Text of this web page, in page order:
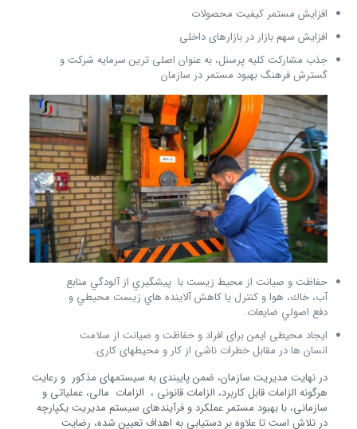
افزایش مستمر کیفیت محصولات
افزایش سهم بازار در بازارهای داخلی
جذب مشارکت کلیه پرسنل، به عنوان اصلی ترین سرمایه شرکت و
گسترش فرهنگ بهبود مستمر در سازمان
حفاظت و صيانت از محيط زيست با پيشگيري از آلودگي منابع
آب، خاك، هوا و کنترل یا كاهش آلاينده هاي زيست محيطي و
دفع اصولي ضايعات.
ایجاد محیطی ایمن برای افراد و حفاظت و صیانت از سلامت
انسان ها در مقابل خطرات ناشی از کار و محیط­های کاری.
در نهايت مدیریت سازمان، ضمن پایبندی به سیستم­های مذکور و رعایت
هرگونه الزامات قابل کاربرد، الزامات قانونی ، الزامات مالی، عملیاتی و
سازمانی، با بهبود مستمر عملکرد و فرآیندهای سیستم مدیریت یکپارچه
در تلاش است تا علاوه بر دستیابی به اهداف تعیین شده، رضایت